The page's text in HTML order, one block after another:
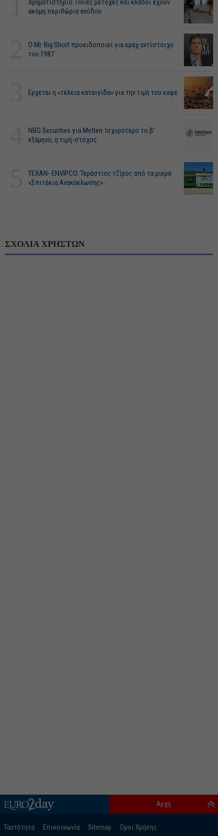
Χρηματιστήριο: Ποιες μετοχές και κλάδοι έχουν
ακόμη περιθώρια ανόδου
O Mr. Big Short προειδοποιεί για κραχ αντίστοιχο
του 1987
Ερχεται η «τέλεια καταιγίδα» για την τιμή του καφέ
NBG Securities για Metlen: Ισχυρότερο το β'
εξάμηνο, η τιμή-στόχος
ΤΕΧΑΝ- ENVIPCO: Τεράστιος τζίρος από τα μικρά
«Σπιτάκια Ανακύκλωσης»
ΣΧΟΛΙΑ ΧΡΗΣΤΩΝ
Ταυτότητα Επικοινωνία Sitemap Οροι Χρήσης
Αρχή